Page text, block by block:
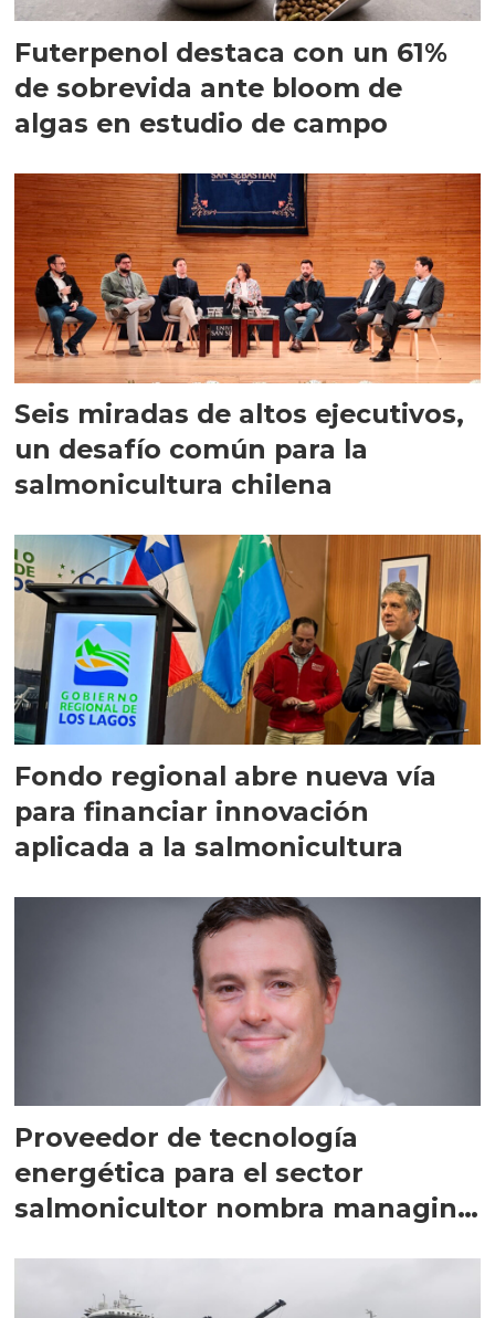
Futerpenol destaca con un 61%
de sobrevida ante bloom de
algas en estudio de campo
Seis miradas de altos ejecutivos,
un desafío común para la
salmonicultura chilena
Fondo regional abre nueva vía
para financiar innovación
aplicada a la salmonicultura
Proveedor de tecnología
energética para el sector
salmonicultor nombra managing